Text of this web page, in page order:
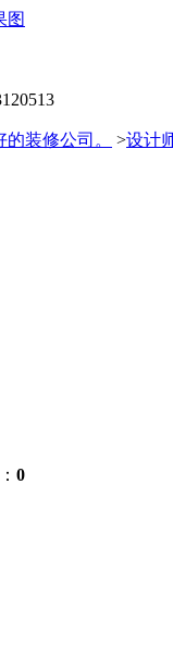
图
装修公司。 >设计
0